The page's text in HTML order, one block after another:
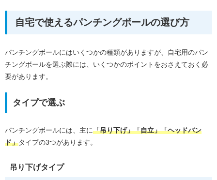
自宅で使えるパンチングボールの選び方
パンチングボールにはいくつかの種類がありますが、自宅用のパン
チングボールを選ぶ際には、いくつかのポイントをおさえておく必
要があります。
タイプで選ぶ
パンチングボールには、主に「吊り下げ」「自立」「ヘッドバン
ド」タイプの3つがあります。
吊り下げタイプ